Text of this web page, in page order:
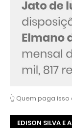
👆 Quem paga isso
EDISON SILVA E